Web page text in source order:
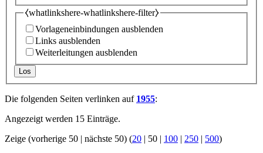
⧼whatlinkshere-whatlinkshere-filter⧽
Vorlageneinbindungen ausblenden
Links ausblenden
Weiterleitungen ausblenden
Los
Die folgenden Seiten verlinken auf 1955:
Angezeigt werden 15 Einträge.
Zeige (vorherige 50 | nächste 50) (20 | 50 | 100 | 250 | 500)